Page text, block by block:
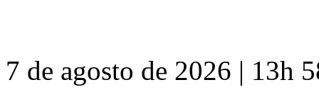
7 de agosto de 2026 | 13h